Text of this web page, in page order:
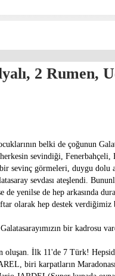
2 Rumen,
belki de çoğunun
sevindiği, Fenerbahçeli,
sevinç görmeleri, duygu dolu
sevdası ateşlendi.
de yenilse de hep arkasında
olarak hep destek verdiğimiz
bir kadrosu
oluşan. İlk 11'de 7 Türk!
biri karpatların